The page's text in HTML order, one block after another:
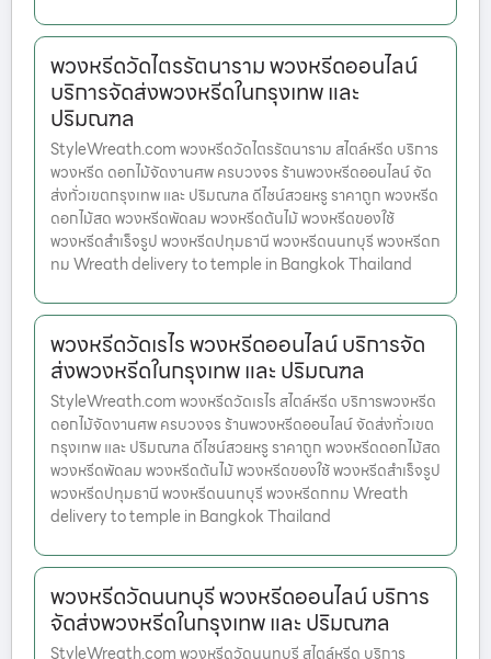
พวงหรีดวัดไตรรัตนาราม พวงหรีดออนไลน์
บริการจัดส่งพวงหรีดในกรุงเทพ และ
ปริมณฑล
StyleWreath.com พวงหรีดวัดไตรรัตนาราม สไตล์หรีด บริการ
พวงหรีด ดอกไม้จัดงานศพ ครบวงจร ร้านพวงหรีดออนไลน์ จัด
ส่งทั่วเขตกรุงเทพ และ ปริมณฑล ดีไซน์สวยหรู ราคาถูก พวงหรีด
ดอกไม้สด พวงหรีดพัดลม พวงหรีดต้นไม้ พวงหรีดของใช้
พวงหรีดสำเร็จรูป พวงหรีดปทุมธานี พวงหรีดนนทบุรี พวงหรีดก
ทม Wreath delivery to temple in Bangkok Thailand
พวงหรีดวัดเรไร พวงหรีดออนไลน์ บริการจัด
ส่งพวงหรีดในกรุงเทพ และ ปริมณฑล
StyleWreath.com พวงหรีดวัดเรไร สไตล์หรีด บริการพวงหรีด
ดอกไม้จัดงานศพ ครบวงจร ร้านพวงหรีดออนไลน์ จัดส่งทั่วเขต
กรุงเทพ และ ปริมณฑล ดีไซน์สวยหรู ราคาถูก พวงหรีดดอกไม้สด
พวงหรีดพัดลม พวงหรีดต้นไม้ พวงหรีดของใช้ พวงหรีดสำเร็จรูป
พวงหรีดปทุมธานี พวงหรีดนนทบุรี พวงหรีดกทม Wreath
delivery to temple in Bangkok Thailand
พวงหรีดวัดนนทบุรี พวงหรีดออนไลน์ บริการ
จัดส่งพวงหรีดในกรุงเทพ และ ปริมณฑล
StyleWreath.com พวงหรีดวัดนนทบุรี สไตล์หรีด บริการ